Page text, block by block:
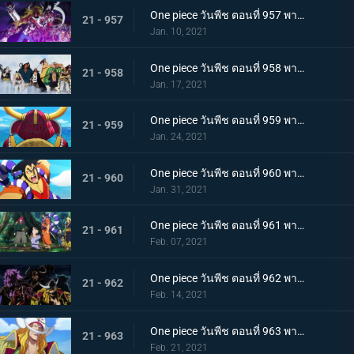
21 - 957 One piece วันพีช ตอนที่ 957 พากย์ไทย ข่าวใหญ่! เหตุการณ์ที่ส่งผลต่อ 7 เทพโจรสลัด!
Jan. 10, 2021
21 - 958 One piece วันพีช ตอนที่ 958 พากย์ไทย ตำนานการต่อสู้! การ์ปและโรเจอร์
Jan. 17, 2021
21 - 959 One piece วันพีช ตอนที่ 959 พากย์ไทย ท่าเรือที่นัดพบ! วะโนะคุนิองก์ 3 เริ่มแล้ว!
Jan. 24, 2021
21 - 960 One piece วันพีช ตอนที่ 960 พากย์ไทย ซามูไรอันดับหนึ่งของวะโนะคุนิ! โคสึกิ โอเด้ง มาแล้ว
Jan. 31, 2021
21 - 961 One piece วันพีช ตอนที่ 961 พากย์ไทย สาบานเป็นศิษย์ทั้งน้ำตา โอเด้งกับคินเอม่อน
Feb. 07, 2021
21 - 962 One piece วันพีช ตอนที่ 962 พากย์ไทย ชะตาชีวิตที่เปลี่ยนแปลง กลุ่มโจรสลัดหนวดขาวเกยตื้น!!
Feb. 14, 2021
21 - 963 One piece วันพีช ตอนที่ 963 พากย์ไทย ความมุ่งมั่นของโอเด้ง! การทดสอบของหนวดขาว!
Feb. 21, 2021